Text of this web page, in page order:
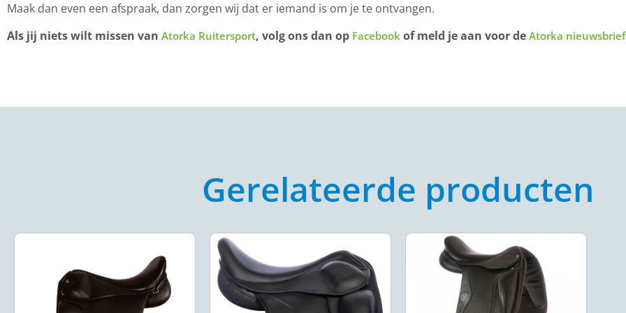
Maak dan even een afspraak, dan zorgen wij dat er iemand is om je te ontvangen.
Als jij niets wilt missen van Atorka Ruitersport, volg ons dan op Facebook of meld je aan voor de Atorka nieuwsbrief
Gerelateerde producten